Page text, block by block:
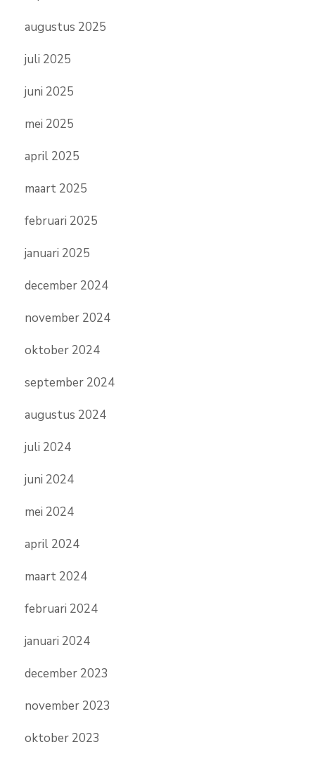
augustus 2025
juli 2025
juni 2025
mei 2025
april 2025
maart 2025
februari 2025
januari 2025
december 2024
november 2024
oktober 2024
september 2024
augustus 2024
juli 2024
juni 2024
mei 2024
april 2024
maart 2024
februari 2024
januari 2024
december 2023
november 2023
oktober 2023